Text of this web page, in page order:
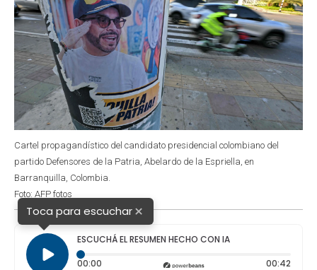
Cartel propagandístico del candidato presidencial colombiano del
partido Defensores de la Patria, Abelardo de la Espriella, en
Barranquilla, Colombia.
Foto: AFP fotos
Toca para escuchar×
ESCUCHÁ EL RESUMEN HECHO CON IA
00:00 Tiempo transcurrido: 0 segundos 00:42